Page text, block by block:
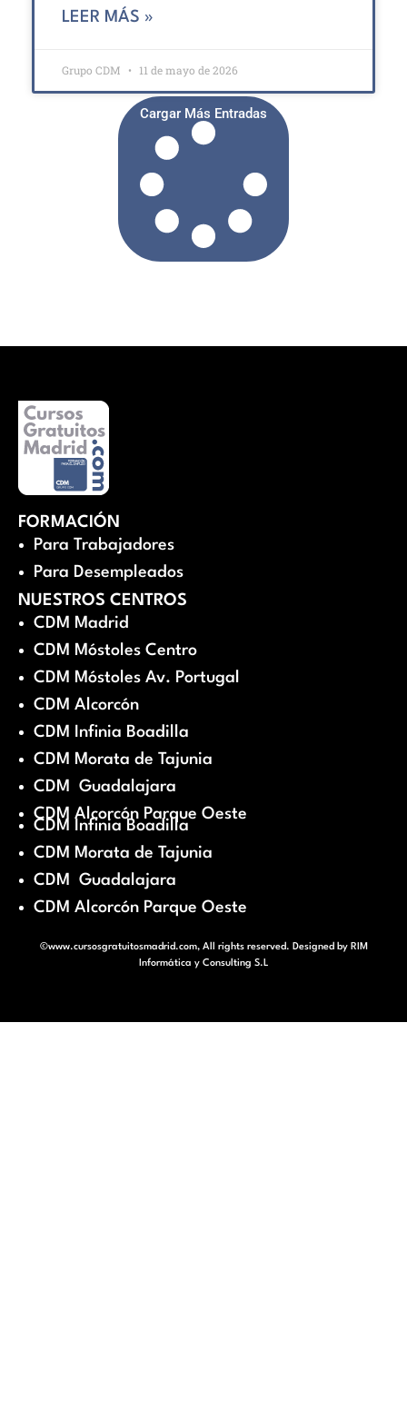
LEER MÁS »
Grupo CDM 11 de mayo de 2026
Cargar Más Entradas
FORMACIÓN
Para Trabajadores
Para Desempleados
NUESTROS CENTROS
CDM Madrid
CDM Móstoles Centro
CDM Móstoles Av. Portugal
CDM Alcorcón
CDM Infinia Boadilla
CDM Morata de Tajunia
CDM Guadalajara
CDM Alcorcón Parque Oeste
CDM Infinia Boadilla
CDM Morata de Tajunia
CDM Guadalajara
CDM Alcorcón Parque Oeste
©www.cursosgratuitosmadrid.com, All rights reserved. Designed by RIM
Informática y Consulting S.L